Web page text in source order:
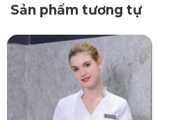
Sản phẩm tương tự